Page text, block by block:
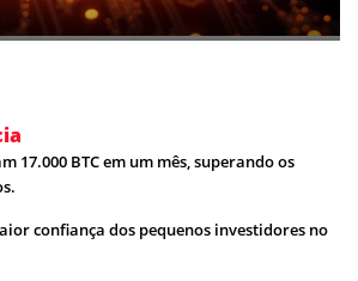
17.000 BTC em um mês, superando os
confiança dos pequenos investidores no